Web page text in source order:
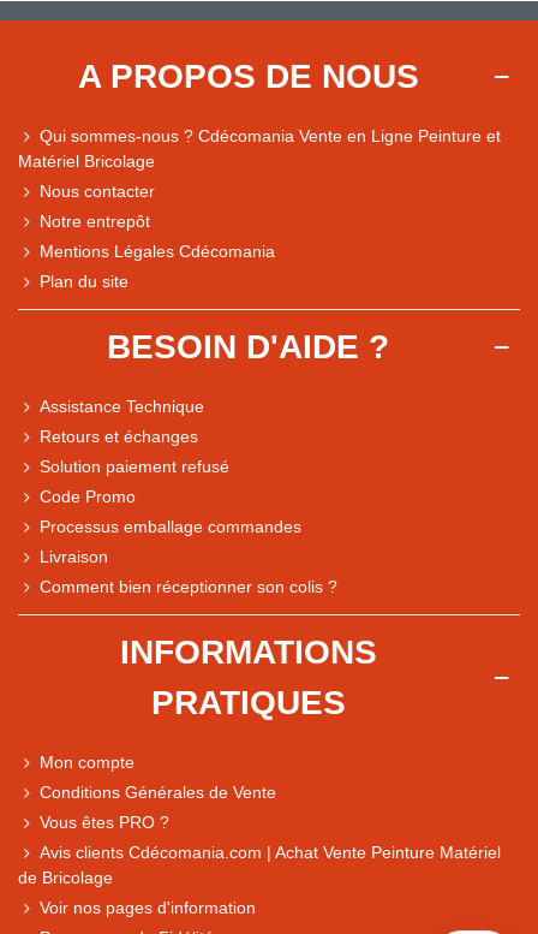
Comparaison des performances du magasin
Express, Chez vous, Point relais, Retrait magasin
A PROPOS DE NOUS
Qui sommes-nous ? Cdécomania Vente en Ligne Peinture et
Matériel Bricolage
Nous contacter
Notre entrepôt
Mentions Légales Cdécomania
Plan du site
BESOIN D'AIDE ?
Assistance Technique
Retours et échanges
Solution paiement refusé
Code Promo
Processus emballage commandes
Livraison
Comment bien réceptionner son colis ?
INFORMATIONS
PRATIQUES
Mon compte
Conditions Générales de Vente
Vous êtes PRO ?
Avis clients Cdécomania.com | Achat Vente Peinture Matériel
de Bricolage
Voir nos pages d'information